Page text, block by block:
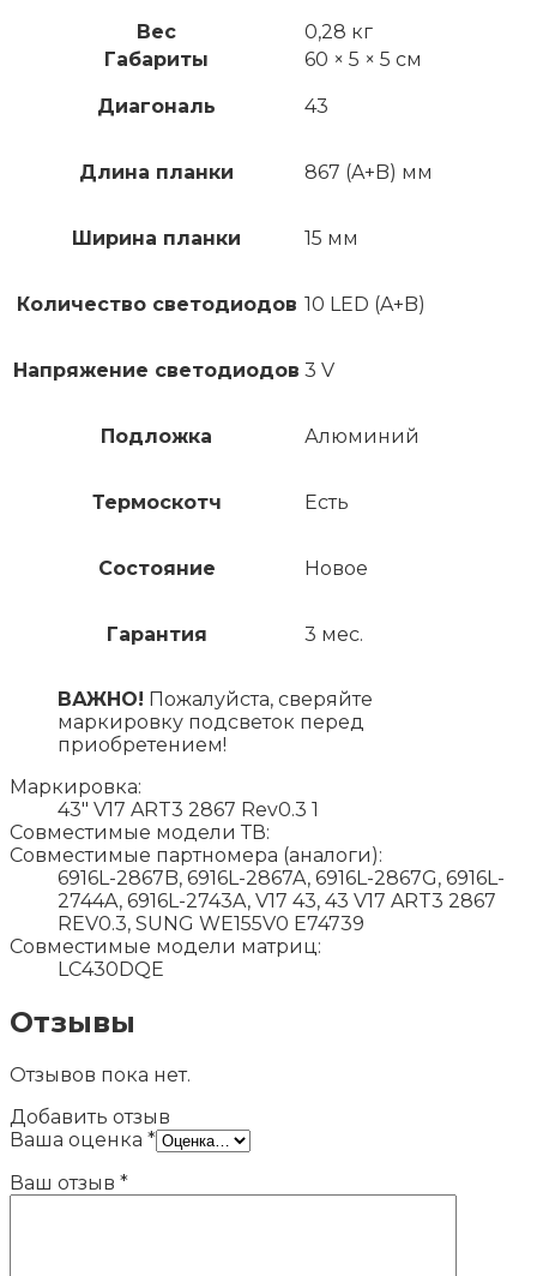
Вес
0,28 кг
Габариты
60 × 5 × 5 см
Диагональ 43
Длина планки 867 (A+B) мм
Ширина планки 15 мм
Количество светодиодов 10 LED (A+B)
Напряжение светодиодов 3 V
Подложка Алюминий
Термоскотч Есть
Состояние Новое
Гарантия 3 мес.
ВАЖНО! Пожалуйста, сверяйте
маркировку подсветок перед
приобретением!
Маркировка:
43" V17 ART3 2867 Rev0.3 1
Совместимые модели ТВ:
Совместимые партномера (аналоги):
6916L-2867B, 6916L-2867A, 6916L-2867G, 6916L-
2744A, 6916L-2743A, V17 43, 43 V17 ART3 2867
REV0.3, SUNG WE155V0 E74739
Совместимые модели матриц:
LC430DQE
Отзывы
Отзывов пока нет.
Добавить отзыв
Ваша оценка *
Ваш отзыв *